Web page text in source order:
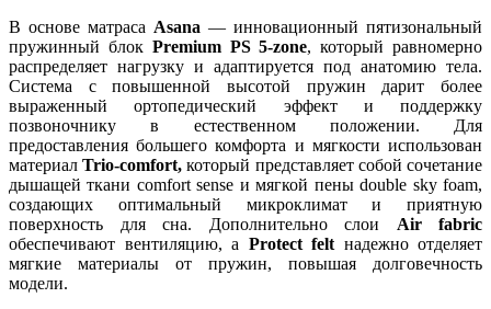
В основе матраса Asana — инновационный пятизональный
пружинный блок Premium PS 5-zone, который равномерно
распределяет нагрузку и адаптируется под анатомию тела.
Система с повышенной высотой пружин дарит более
выраженный ортопедический эффект и поддержку
позвоночнику в естественном положении. Для
предоставления большего комфорта и мягкости использован
материалTrio-comfort,который представляет собой сочетание
дышащей ткани comfort sense и мягкой пены double sky foam,
создающих оптимальный микроклимат и приятную
поверхность для сна. Дополнительно слои Air fabric
обеспечивают вентиляцию, а Protect felt надежно отделяет
мягкие материалы от пружин, повышая долговечность
модели.